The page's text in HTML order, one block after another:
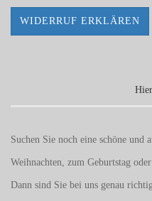
WIDERRUF ERKLÄREN
Suchen Sie noch eine schöne und
Weihnachten, zum Geburtstag
Dann sind Sie bei uns genau